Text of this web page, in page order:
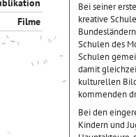
Filme
Bei seiner
kreative
Schulen des
Schulen
damit
kulturellen
kommenden
Bei den
Kindern und